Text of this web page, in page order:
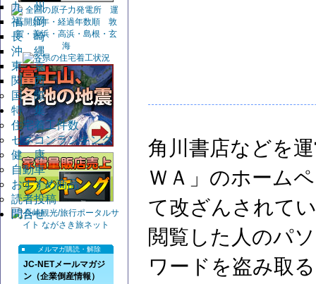
九 州
福 岡
長 崎
沖 縄
東 京
関 西
国 際
特 集
住宅着工件数
ゼネコンランキング
健 康
自動車
おすすめ商品
読者投稿
問合せ
メルマガ購読・解除
JC-NETメールマガジ
ン（企業倒産情報）
角川書店などを
ＷＡ」のホーム
て改ざんされて
閲覧した人のパ
ワードを盗み取